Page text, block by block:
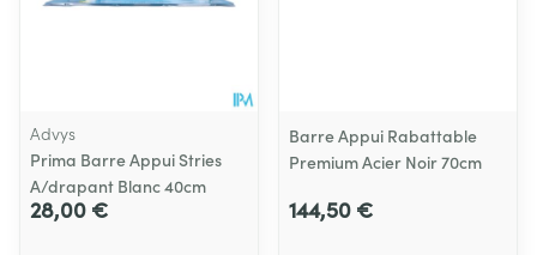
Advys
Prima Barre Appui Stries
A/drapant Blanc 40cm
28,00 €
Barre Appui Rabattable
Premium Acier Noir 70cm
144,50 €